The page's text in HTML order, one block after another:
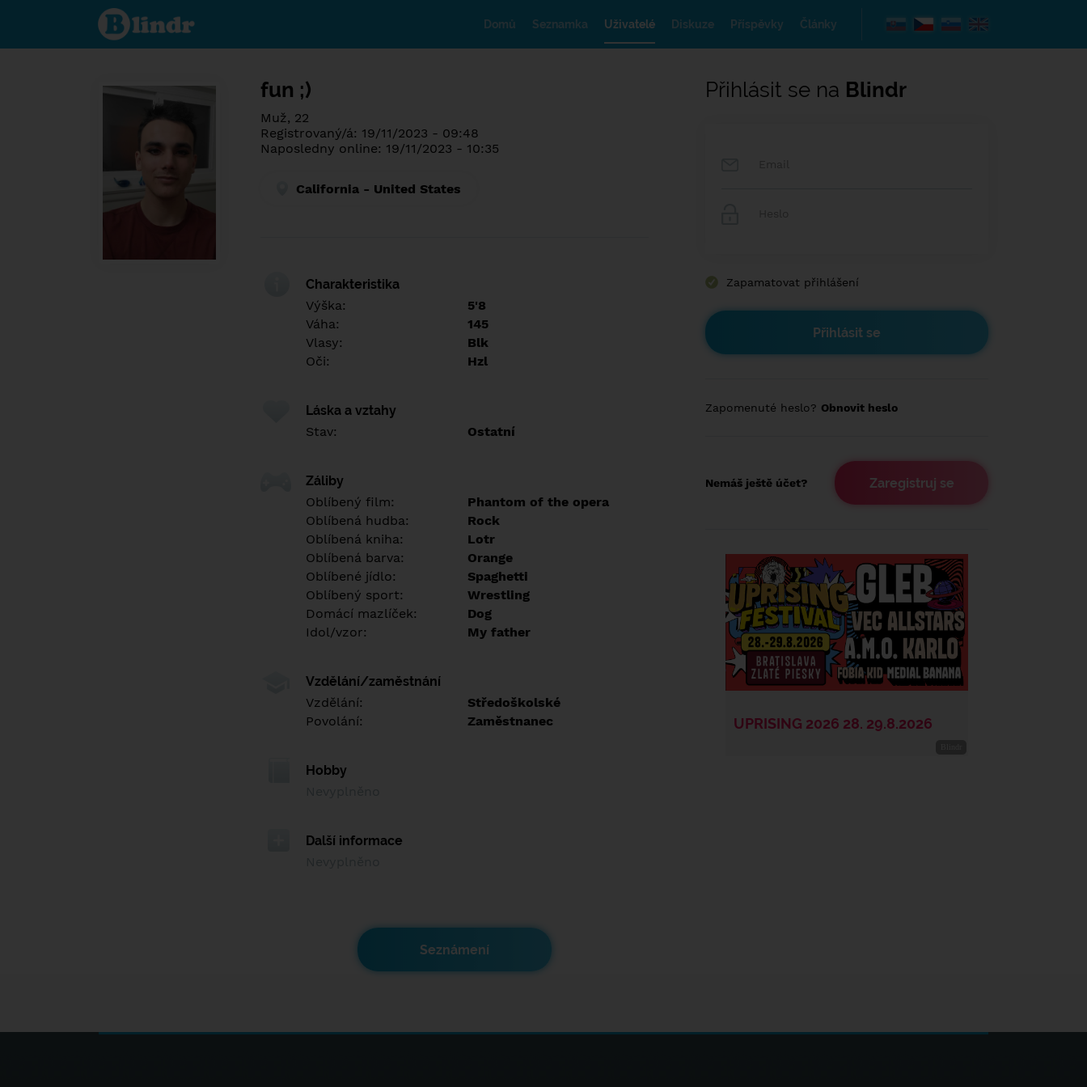
Poznej co je
pod maskou.
Seznamovací
Domů Seznamka Uživatelé Diskuze Příspěvky Články
fun ;)
Muž, 22
Registrovaný/á: 19/11/2023 - 09:48
Naposledny online: 19/11/2023 - 10:35
California - United States
Charakteristika
Výška:
5'8
Váha:
145
Vlasy:
Blk
Oči:
Hzl
Láska a vztahy
Stav:
Ostatní
Záliby
Oblíbený film:
Phantom of the opera
Oblíbená hudba:
Rock
Oblíbená kniha:
Lotr
Oblíbená barva:
Orange
Oblíbené jídlo:
Spaghetti
Oblíbený sport:
Wrestling
Domácí mazlíček:
Dog
Idol/vzor:
My father
Vzdělání/zaměstnání
Vzdělání:
Středoškolské
Povolání:
Zaměstnanec
Hobby
Další informace
Seznámení
Přihlásit se na Blindr
Zapamatovat přihlášení
Zapomenuté heslo? Obnovit heslo
Nemáš ještě účet? Zaregistruj se